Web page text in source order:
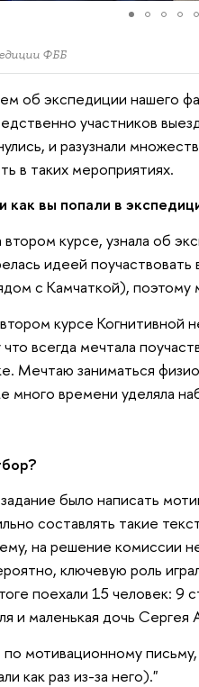
ФББ
об экспедиции нашего
участников
и разузнали
в таких мероприятиях.
как вы попали в
курсе, узнала об
идеей
с Камчаткой), поэтому
курсе Когнитивной
всегда мечтала
Мечтаю заниматься
много времени уделяла
было написать
составлять такие
на решение комиссии
ключевую роль
поехали 15 человек: 9
и маленькая дочь Сергея
мотивационному
как раз из-за него)."